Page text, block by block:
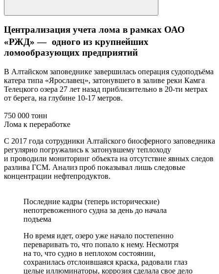
Централизация учета лома в рамках ОАО
«РЖД» — одного из крупнейших
ломообразующих предприятий
В Алтайском заповеднике завершилась операция судоподъёма
катера типа «Ярославец», затонувшего в заливе реки Камга
Телецкого озера 27 лет назад приблизительно в 20-ти метрах
от берега, на глубине 10-17 метров.
750 000 тонн
Лома к переработке
С 2017 года сотрудники Алтайского биосферного заповедника
регулярно погружались к затонувшему теплоходу
и проводили мониторинг объекта на отсутствие явных следов
разлива ГСМ. Анализ проб показывал лишь следовые
концентрации нефтепродуктов.
Последние кадры (теперь исторические)
непотревоженного судна за день до начала
подъема
Но время идет, озеро уже начало постепенно
переваривать то, что попало к нему. Несмотря
на то, что судно в неплохом состоянии,
сохранилась отслоившаяся краска, радовали глаз
целые иллюминаторы, коррозия сделала свое дело